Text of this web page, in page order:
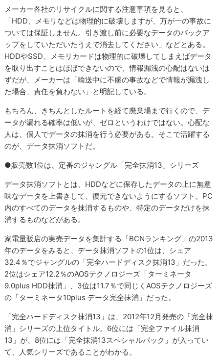
メーカー各社のリサイクルに関する注意事項を見ると、
「HDD、メモリなどは物理的に破壊しますが、万が一の事故に
ついては保証しません。引き渡し前に必要なデータのバックア
ップをしていただいたうえで消去してください」などとある。
HDDやSSD、メモリカードは物理的に破壊してしまえばデータ
を取り出すことはほぼできないので、情報漏洩の心配はないは
ずだが、メーカーは「輸送中に不慮の事故などで情報が漏洩し
た場合、責任を負わない」と明記している。
もちろん、きちんとしたルートを経て廃棄場まで行くので、デ
ータが漏れる確率は低いが、ゼロというわけではない。心配な
人は、個人でデータの抹消を行う必要がある。そこで活躍する
のが、データ抹消ソフトだ。
●販売数1位は、定番のジャングル「完全抹消13」シリーズ
データ抹消ソフトとは、HDDなどに保存したデータの上に無意
味なデータを上書きして、復元できないようにするソフト。PC
内のすべてのデータを抹消するものや、特定のデータだけを抹
消するものなどがある。
家電量販店の実売データを集計する「BCNランキング」の2013
年のデータをみると、データ抹消ソフトの1位は、シェア
32.4％でジャングルの「完全ハードディスク抹消13」だった。
2位はシェア12.2％のAOSテクノロジーズ「ターミネータ
9.0plus HDD抹消」、3位は11.7％で同じくAOSテクノロジーズ
の「ターミネータ10plus データ完全抹消」だった。
「完全ハードディスク抹消13」は、2012年12月発売の「完全抹
消」シリーズの上位タイトル。6位には「完全ファイル抹消
13」が、8位には「完全抹消13スペシャルパック」が入ってい
て、人気シリーズであることがわかる。